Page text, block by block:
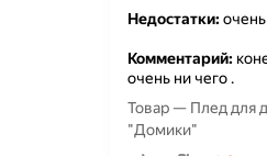
Недостатки:
Комментарий:
очень ни чего .
Товар — Плед для
"Домики"